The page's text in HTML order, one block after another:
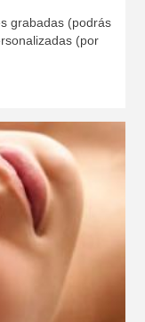
grabadas (podrás
(por